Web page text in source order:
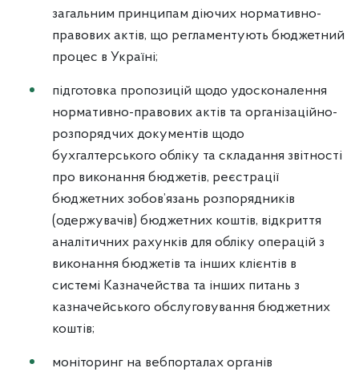
загальним принципам діючих нормативно-
правових актів, що регламентують бюджетний
процес в Україні;
підготовка пропозицій щодо удосконалення
нормативно-правових актів та організаційно-
розпорядчих документів щодо
бухгалтерського обліку та складання звітності
про виконання бюджетів, реєстрації
бюджетних зобов’язань розпорядників
(одержувачів) бюджетних коштів, відкриття
аналітичних рахунків для обліку операцій з
виконання бюджетів та інших клієнтів в
системі Казначейства та інших питань з
казначейського обслуговування бюджетних
коштів;
моніторинг на вебпорталах органів